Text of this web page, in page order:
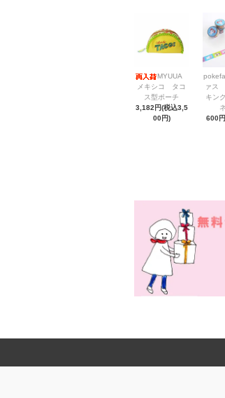
MYUUA
メキシコ タコ
ス型ポーチ
3,182円(税込3,5
00円)
ァス
キン
600